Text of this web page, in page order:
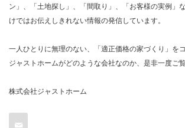
ン」、「土地探し」、「間取り」、「お客様の実例」
けではお伝えしきれない情報の発信しています。
一人ひとりに無理のない、「適正価格の家づくり」を
ジャストホームがどのような会社なのか、是非一度ご覧
株式会社ジャストホーム